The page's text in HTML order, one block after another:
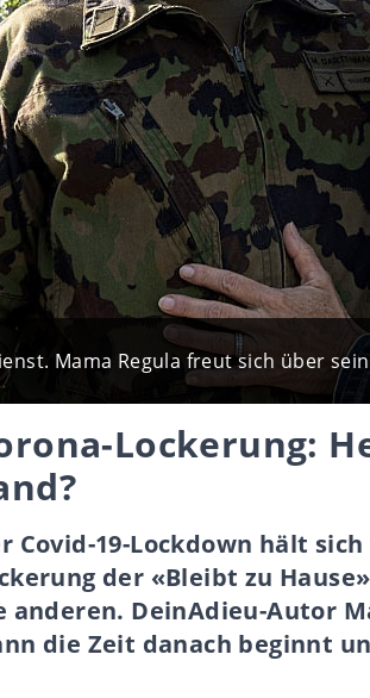
Mama Regula freut sich über
Lockerung:
Covid-19-Lockdown hält
der «Bleibt zu
anderen. DeinAdieu-Autor
die Zeit danach beginnt